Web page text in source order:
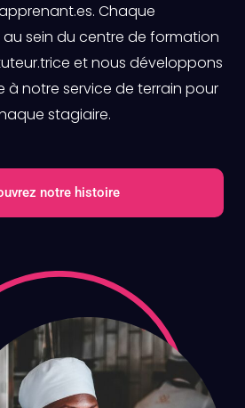
Chaque
sein du centre de formation
et nous développons
à notre service de terrain pour
stagiaire.
notre histoire